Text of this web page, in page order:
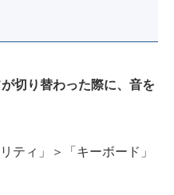
切り替わった際に、音を
ティ」＞「キーボード」